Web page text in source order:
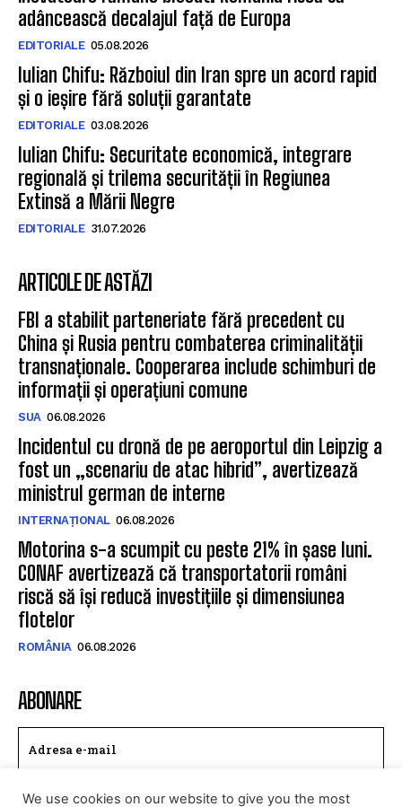
adâncească decalajul față de Europa
EDITORIALE 05.08.2026
Iulian Chifu: Războiul din Iran spre un acord rapid
și o ieșire fără soluții garantate
EDITORIALE 03.08.2026
Iulian Chifu: Securitate economică, integrare
regională și trilema securității în Regiunea
Extinsă a Mării Negre
EDITORIALE 31.07.2026
ARTICOLE DE ASTĂZI
FBI a stabilit parteneriate fără precedent cu
China și Rusia pentru combaterea criminalității
transnaționale. Cooperarea include schimburi de
informații și operațiuni comune
SUA 06.08.2026
Incidentul cu dronă de pe aeroportul din Leipzig a
fost un „scenariu de atac hibrid”, avertizează
ministrul german de interne
INTERNAȚIONAL 06.08.2026
Motorina s-a scumpit cu peste 21% în șase luni.
CONAF avertizează că transportatorii români
riscă să își reducă investițiile și dimensiunea
flotelor
ROMÂNIA 06.08.2026
ABONARE
TRIMITE
We use cookies on our website to give you the most